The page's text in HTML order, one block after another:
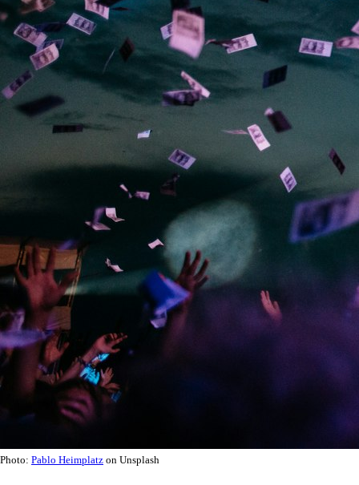
Photo: Pablo Heimplatz on Unsplash